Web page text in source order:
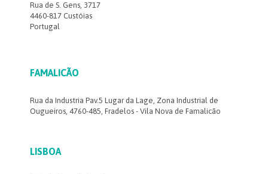
Rua de S. Gens, 3717
4460-817 Custóias
Portugal
FAMALICÃO
Rua da Industria Pav.5 Lugar da Lage, Zona Industrial de
Ougueiros, 4760-485, Fradelos - Vila Nova de Famalicão
LISBOA